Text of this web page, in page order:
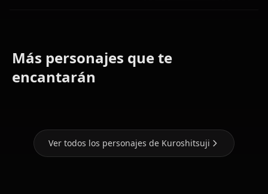
Más personajes que te
encantarán
Osamu
(Bungou
Ver todos los personajes de Kuroshitsuji